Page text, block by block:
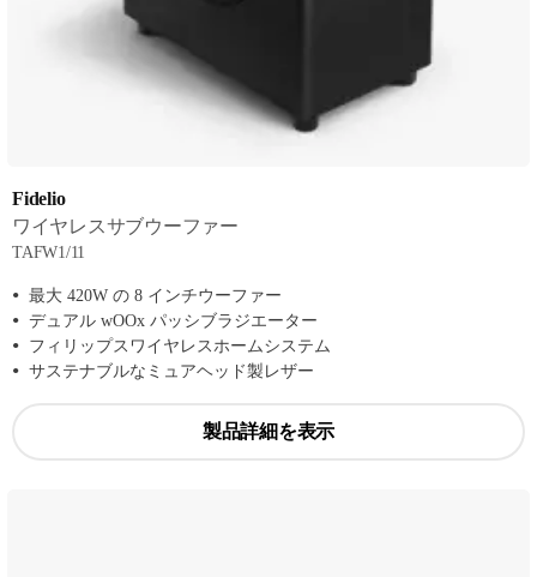
Fidelio
ワイヤレスサブウーファー
TAFW1/11
最大 420W の 8 インチウーファー
デュアル wOOx パッシブラジエーター
フィリップスワイヤレスホームシステム
サステナブルなミュアヘッド製レザー
製品詳細を表示